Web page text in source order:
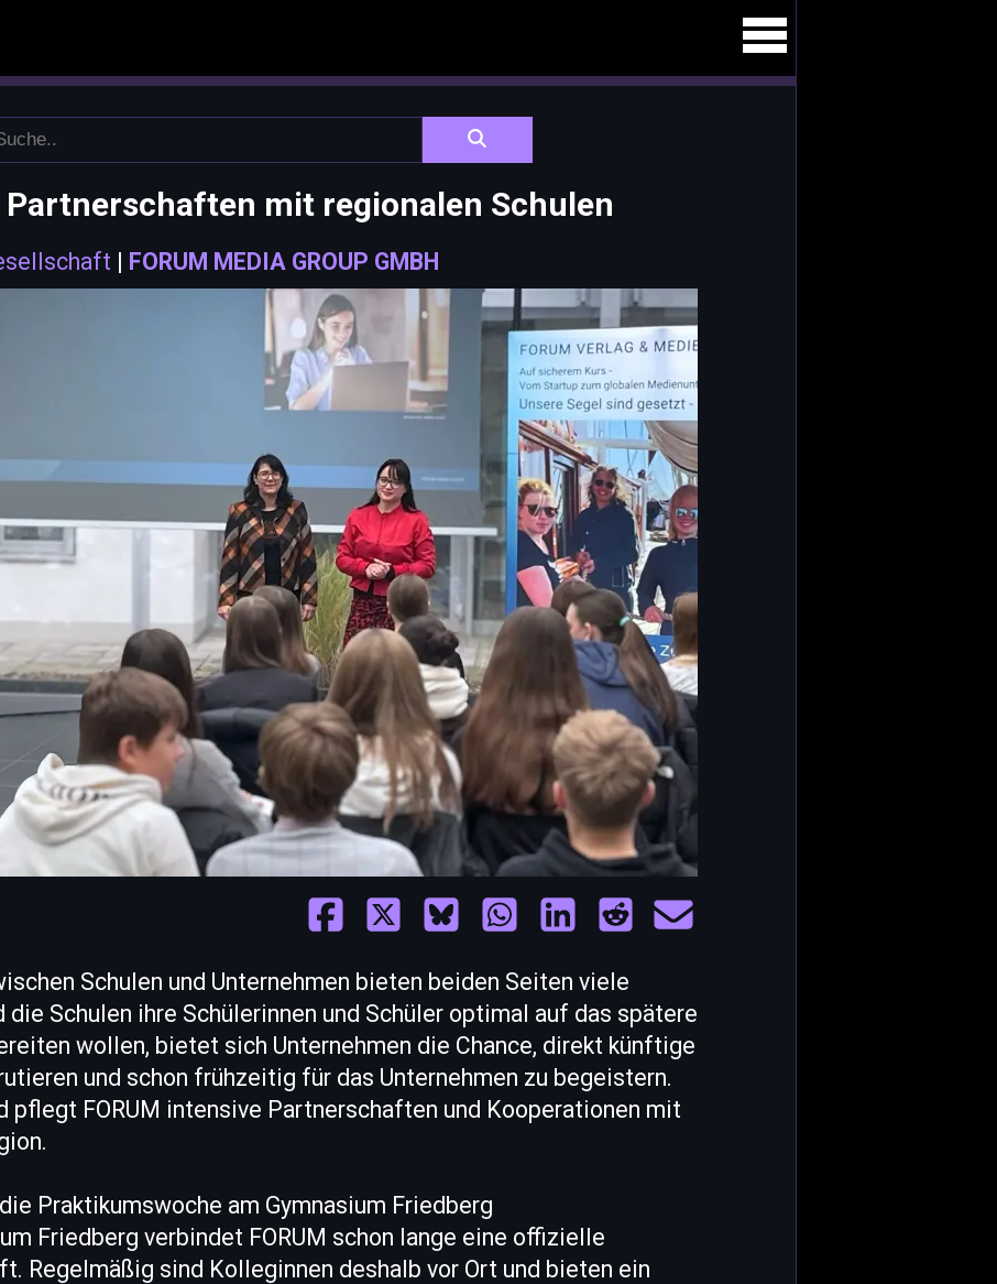
Partnerschaften mit regionalen Schulen
| FORUM MEDIA GROUP GMBH
Schulen und Unternehmen bieten beiden Seiten viele
die Schulen ihre Schülerinnen und Schüler optimal auf das spätere
wollen, bietet sich Unternehmen die Chance, direkt künftige
und schon frühzeitig für das Unternehmen zu begeistern.
pflegt FORUM intensive Partnerschaften und Kooperationen mit
Praktikumswoche am Gymnasium Friedberg
Friedberg verbindet FORUM schon lange eine offizielle
Regelmäßig sind Kolleginnen deshalb vor Ort und bieten ein